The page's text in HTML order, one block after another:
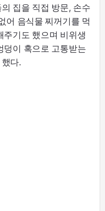
집을 직접 방문, 손수
어 음식물 찌꺼기를 먹
주기도 했으며 비위생
덩이 혹으로 고통받는
다.